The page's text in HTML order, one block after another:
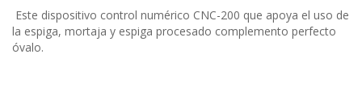
Este dispositivo control numérico CNC-200 que apoya el uso de
la espiga, mortaja y espiga procesado complemento perfecto
óvalo.